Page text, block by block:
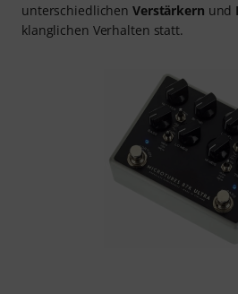
unterschiedlichenVerstärkern und
klanglichen Verhalten statt.